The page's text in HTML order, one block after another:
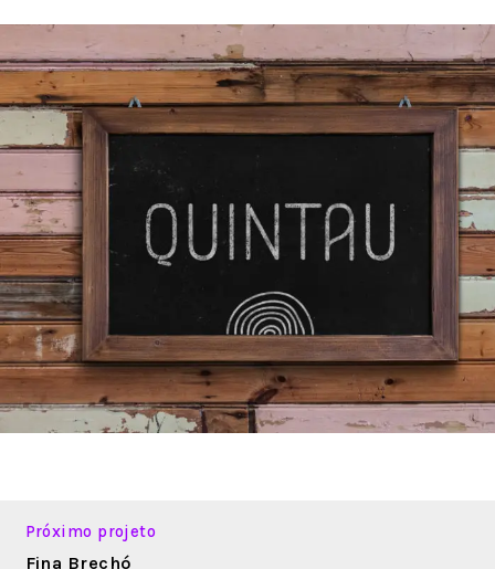
Próximo projeto
Fina Brechó